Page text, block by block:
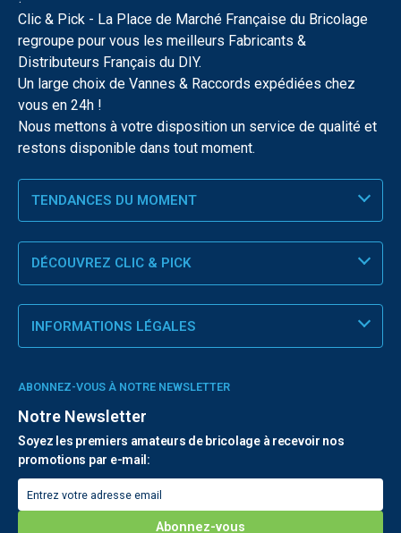
Clic & Pick - La Place de Marché Française du Bricolage
regroupe pour vous les meilleurs Fabricants &
Distributeurs Français du DIY.
Un large choix de Vannes & Raccords expédiées chez
vous en 24h !
Nous mettons à votre disposition un service de qualité et
restons disponible dans tout moment.
TENDANCES DU MOMENT
DÉCOUVREZ CLIC & PICK
INFORMATIONS LÉGALES
ABONNEZ-VOUS À NOTRE NEWSLETTER
Notre Newsletter
Soyez les premiers amateurs de bricolage à recevoir nos
promotions par e-mail: